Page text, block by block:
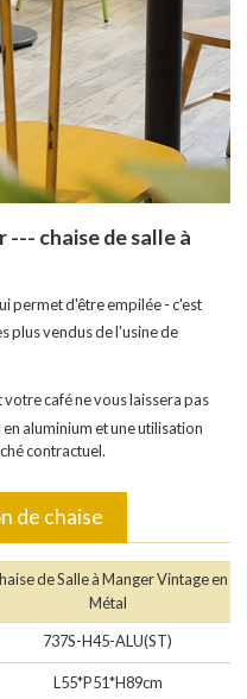
chaise de salle à
permet d'être empilée - c'est
plus vendus de l'usine de
café ne vous laissera pas
aluminium et une utilisation
contractuel.
de chaise
de Salle à Manger Vintage en
Métal
737S-H45-ALU(ST)
L55*P51*H89cm